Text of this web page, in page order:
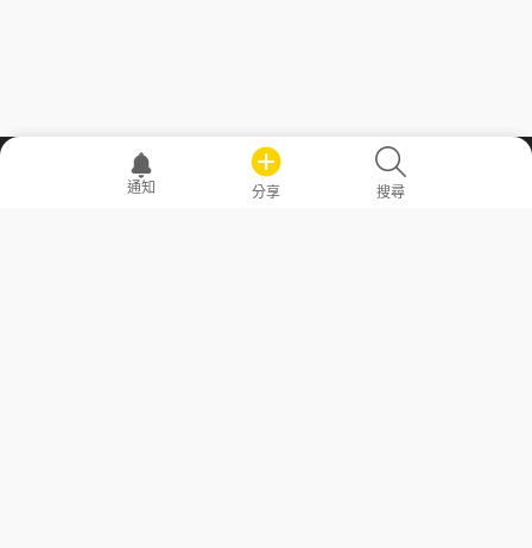
職場透明化運動
通知 分享 搜尋